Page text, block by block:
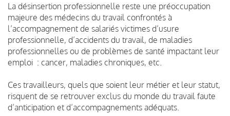
La désinsertion professionnelle reste une préoccupation
majeure des médecins du travail confrontés à
l’accompagnement de salariés victimes d’usure
professionnelle, d’accidents du travail, de maladies
professionnelles ou de problèmes de santé impactant leur
emploi : cancer, maladies chroniques, etc.
Ces travailleurs, quels que soient leur métier et leur statut,
risquent de se retrouver exclus du monde du travail faute
d’anticipation et d’accompagnements adéquats.